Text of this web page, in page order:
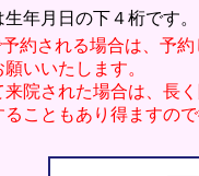
生年月日の下４桁です
予約される場合は、予
いいたします。
来院された場合は、長
ることもあり得ますの